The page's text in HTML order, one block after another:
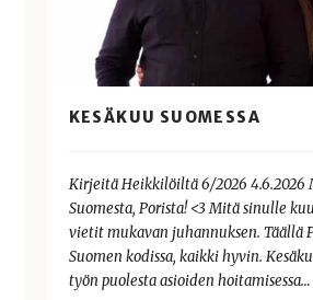
KESÄKUU SUOMESSA
Kirjeitä Heikkilöiltä 6/2026 4.6.2026
Suomesta, Porista! <3 Mitä sinulle
vietit mukavan juhannuksen. Täällä
Suomen kodissa, kaikki hyvin.
työn puolesta asioiden hoitamisessa…